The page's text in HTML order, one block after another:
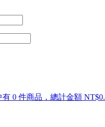
0 件商品，總計金額